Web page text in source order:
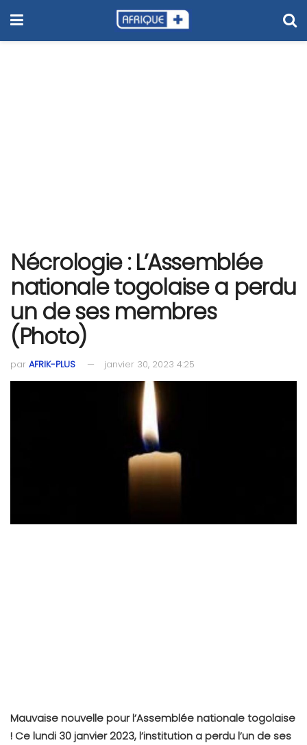
Nécrologie : L’Assemblée
nationale togolaise a perdu
un de ses membres
(Photo)
par AFRIK-PLUS janvier 30, 2023 4:25
Mauvaise nouvelle pour l’Assemblée nationale togolaise
! Ce lundi 30 janvier 2023, l’institution a perdu l’un de ses